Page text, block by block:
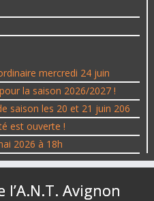
mercredi 24 juin
la saison 2026/2027 !
saison les 20 et 21 juin 206
est ouverte !
2026 à 18h
l’A.N.T. Avignon